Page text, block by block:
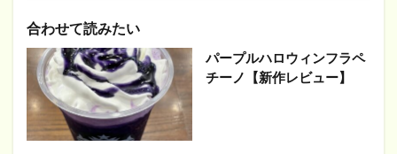
合わせて読みたい
パープルハロウィンフラペ
チーノ【新作レビュー】